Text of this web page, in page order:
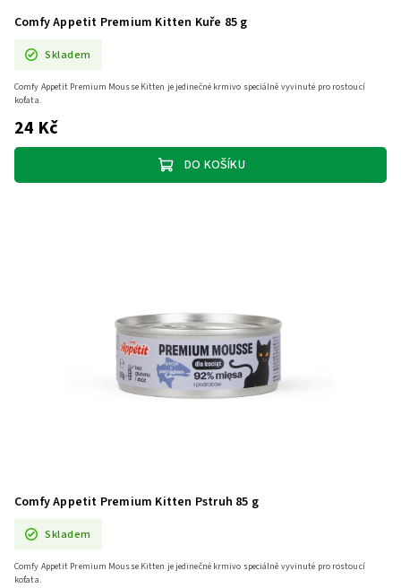
Comfy Appetit Premium Kitten Kuře 85 g
Skladem
24 Kč
DO KOŠÍKU
Comfy Appetit Premium Mousse Kitten je jedinečné krmivo speciálně vyvinuté pro rostoucí
koťata.
Comfy Appetit Premium Kitten Pstruh 85 g
Skladem
Comfy Appetit Premium Mousse Kitten je jedinečné krmivo speciálně vyvinuté pro rostoucí
koťata.